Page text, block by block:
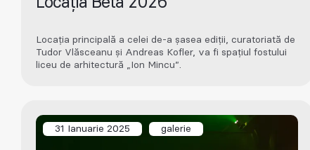
Locația principală a celei de-a șasea ediții, curatoriată de
Tudor Vlăsceanu și Andreas Kofler, va fi spațiul fostului
liceu de arhitectură „Ion Mincu”.
31 Ianuarie 2025 galerie